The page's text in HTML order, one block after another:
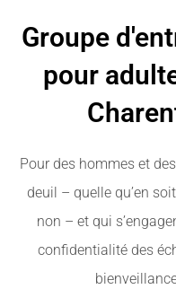
Groupe
pour
Pour des hommes et
deuil – quelle qu’en
non – et qui
confidentialité des